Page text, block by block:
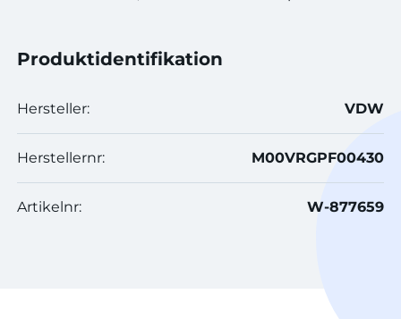
Produktidentifikation
Hersteller: VDW
Herstellernr: M00VRGPF00430
Artikelnr: W-877659